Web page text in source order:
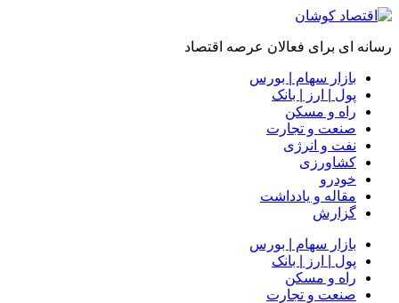
رسانه ای برای فعالان عرصه اقتصاد
بازار سهام | بورس
پول | ارز | بانک
راه و مسکن
صنعت و تجارت
نفت و انرژی
کشاورزی
خودرو
مقاله و یادداشت
گزارش
بازار سهام | بورس
پول | ارز | بانک
راه و مسکن
صنعت و تجارت